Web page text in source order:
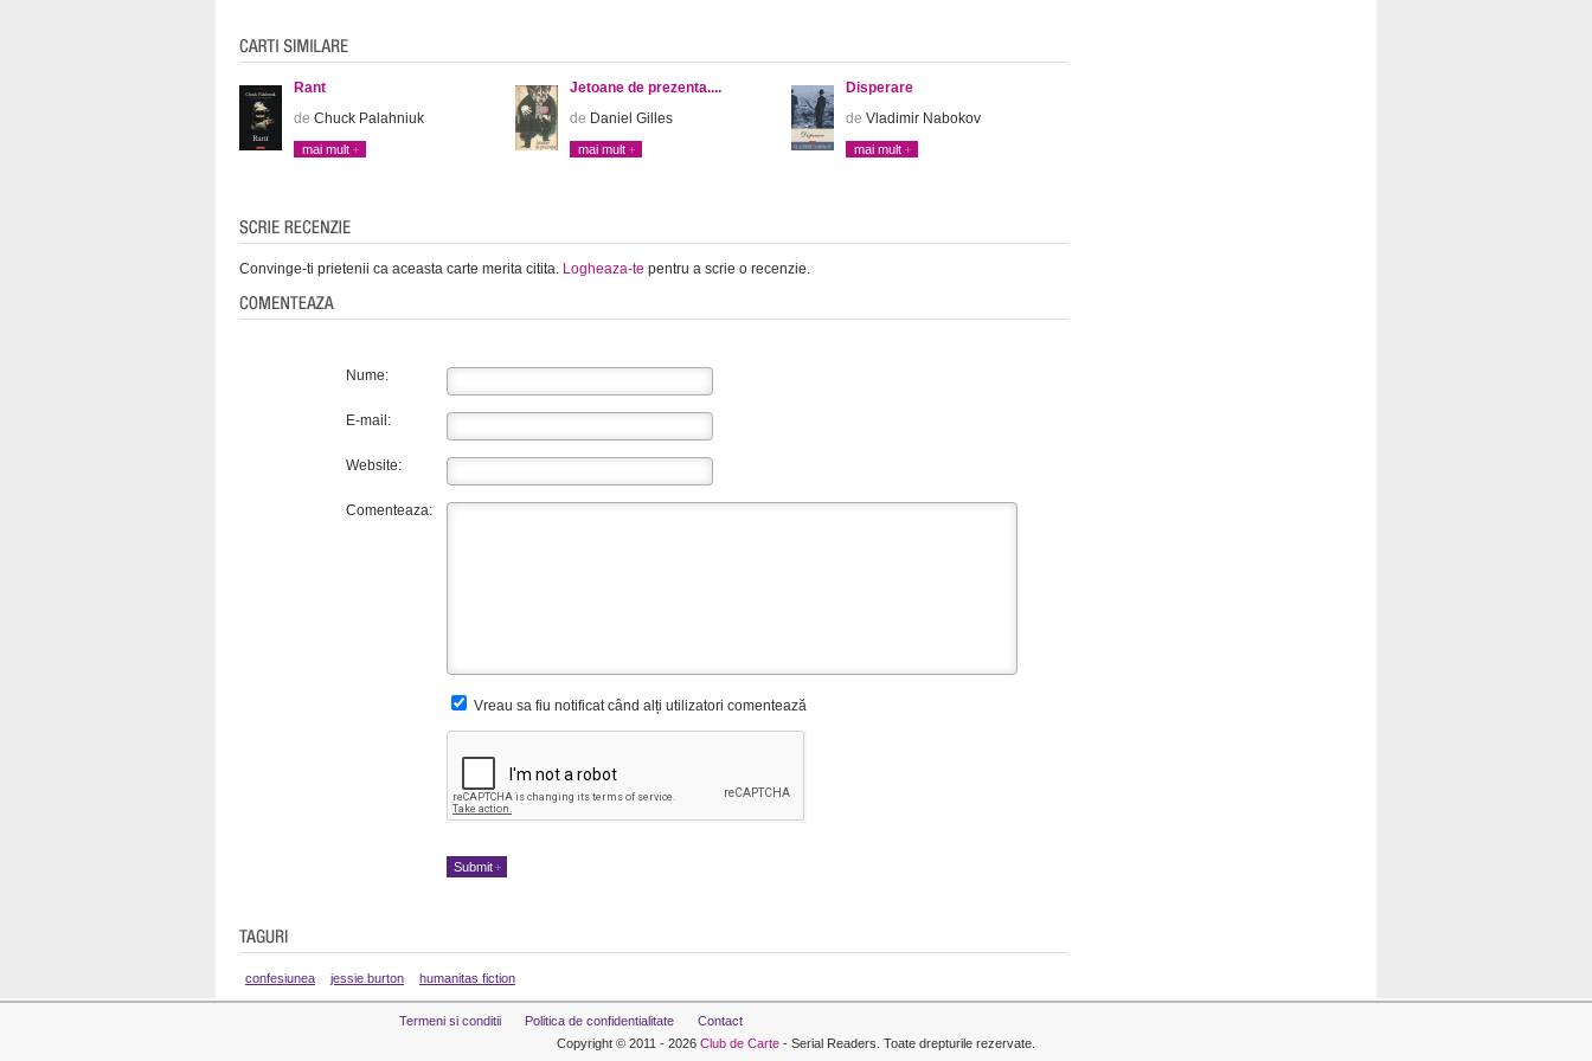
Rant
de Chuck Palahniuk
mai mult
Jetoane de prezenta....
de Daniel Gilles
mai mult
Disperare
de Vladimir Nabokov
mai mult
Convinge-ti prietenii ca aceasta carte merita citita. Logheaza-te pentru a scrie o recenzie.
Nume:
E-mail:
Website:
Comenteaza:
Vreau sa fiu notificat când alți utilizatori comentează
confesiunea jessie burton humanitas fiction
Termeni si conditii Politica de confidentialitate
Contact
Copyright © 2011 - 2026 Club de Carte - Serial Readers. Toate drepturile rezervate.